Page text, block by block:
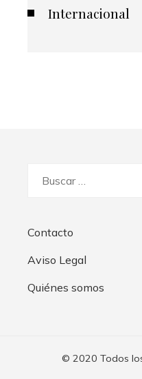
Internacional
Contacto
Aviso Legal
Quiénes somos
© 2020 Todos